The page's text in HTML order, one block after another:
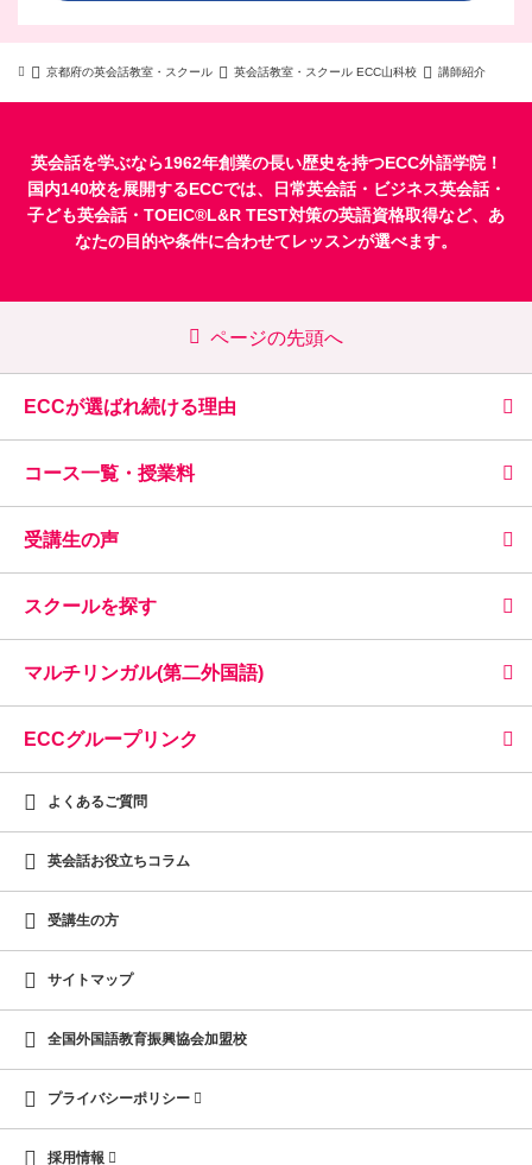
京都府の英会話教室・スクール 英会話教室・スクール ECC山科校 講師紹介
英会話を学ぶなら1962年創業の長い歴史を持つECC外語学院！
国内140校を展開するECCでは、
日常英会話・ ビジネス英会話・
子ども英会話・ TOEIC®L&R TEST対策の英語資格取得など、あ
なたの目的や条件に合わせてレッスンが選べます。
ページの先頭へ
ECCが選ばれ続ける理由
コース一覧・授業料
受講生の声
スクールを探す
マルチリンガル(第二外国語)
ECCグループリンク
よくあるご質問
英会話お役立ちコラム
受講生の方
サイトマップ
全国外国語教育振興協会加盟校
プライバシーポリシー
採用情報